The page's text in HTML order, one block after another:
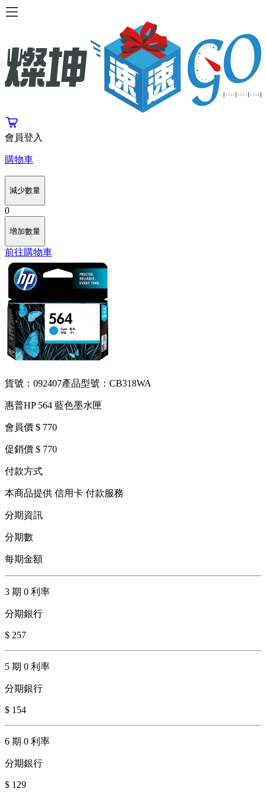
會員登入
購物車
減少數量
0
增加數量
前往購物車
貨號：092407產品型號：CB318WA
惠普HP 564 藍色墨水匣
會員價 $ 770
促銷價 $ 770
付款方式
本商品提供 信用卡 付款服務
分期資訊
分期數
每期金額
3 期 0 利率
分期銀行
$ 257
5 期 0 利率
分期銀行
$ 154
6 期 0 利率
分期銀行
$ 129